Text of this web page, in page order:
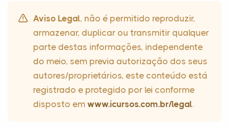
Aviso Legal, não é permitido reproduzir,
armazenar, duplicar ou transmitir qualquer
parte destas informações, independente
do meio, sem previa autorização dos seus
autores/proprietários, este conteúdo está
registrado e protegido por lei conforme
disposto em www.icursos.com.br/legal.